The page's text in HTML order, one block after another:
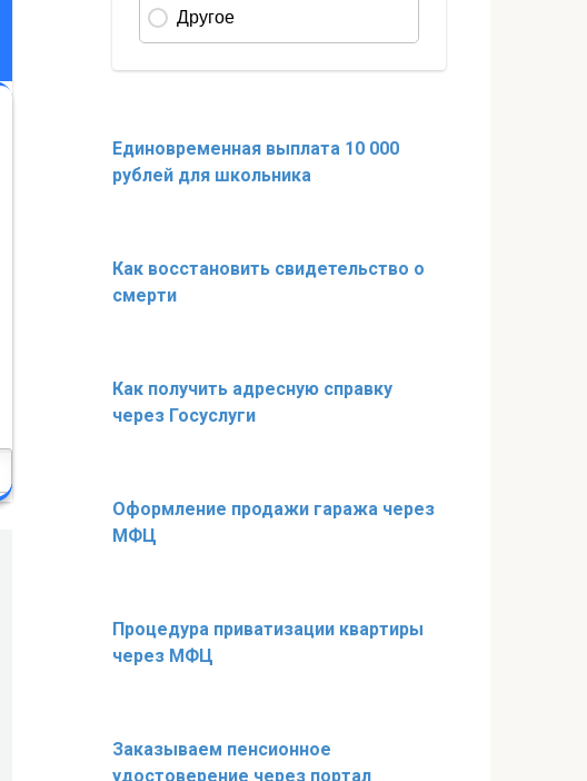
Единовременная выплата 10 000
рублей для школьника
Как восстановить свидетельство о
смерти
Как получить адресную справку
через Госуслуги
Оформление продажи гаража через
МФЦ
Процедура приватизации квартиры
через МФЦ
Заказываем пенсионное
удостоверение через портал